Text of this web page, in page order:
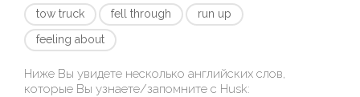
tow truck
fell through
run up
feeling about
Ниже Вы увидете несколько английских слов,
которые Вы узнаете/запомните с Husk: